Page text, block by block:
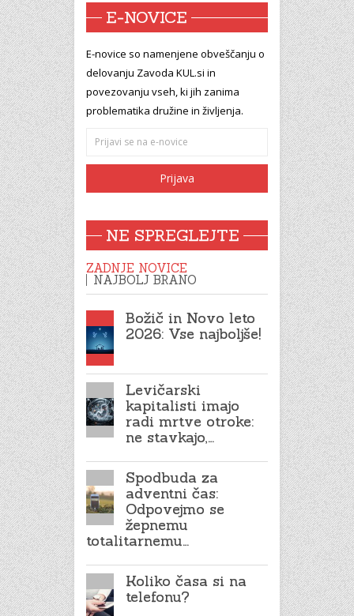
E-NOVICE
E-novice so namenjene obveščanju o
delovanju Zavoda KUL.si in
povezovanju vseh, ki jih zanima
problematika družine in življenja.
NE SPREGLEJTE
ZADNJE NOVICE
NAJBOLJ BRANO
Božič in Novo leto
2026: Vse najboljše!
Levičarski
kapitalisti imajo
radi mrtve otroke:
ne stavkajo,…
Spodbuda za
adventni čas:
Odpovejmo se
žepnemu
totalitarnemu…
Koliko časa si na
telefonu?